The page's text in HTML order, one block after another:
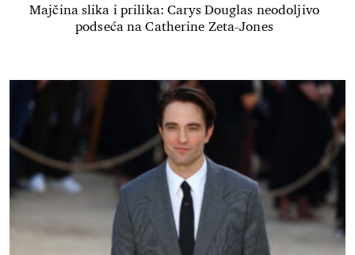
Majčina slika i prilika: Carys Douglas neodoljivo
podseća na Catherine Zeta-Jones